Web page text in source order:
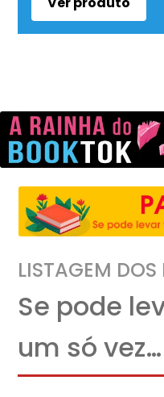
LISTAGEM DOS
Se pode
um só vez…